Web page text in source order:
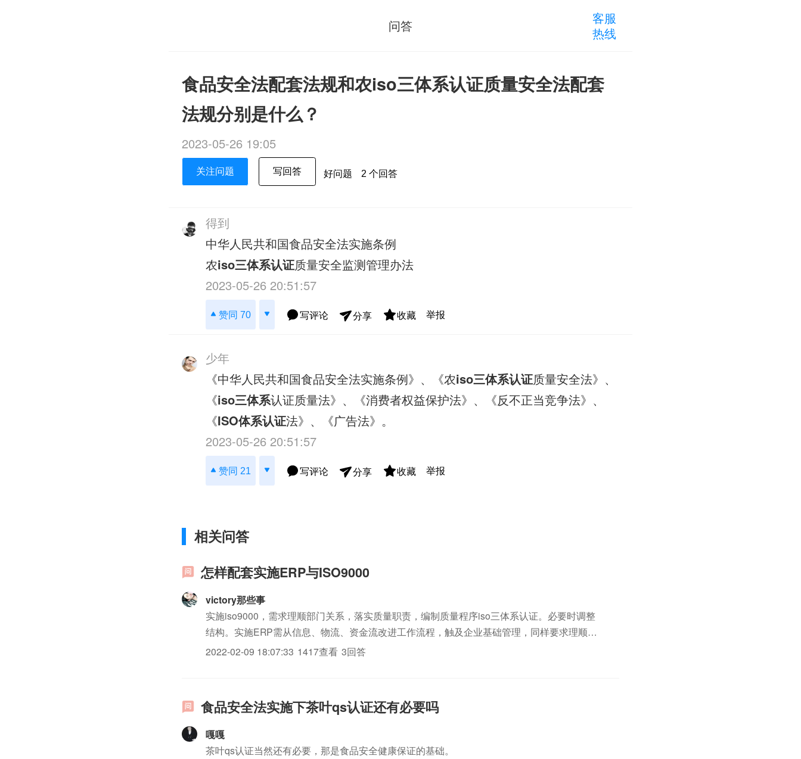
问答
客服
热线
食品安全法配套法规和农iso三体系认证质量安全法配套
法规分别是什么？
2023-05-26 19:05
关注问题 写回答 好问题 2 个回答
得到
中华人民共和国食品安全法实施条例
农iso三体系认证质量安全监测管理办法
2023-05-26 20:51:57
赞同 70 写评论 分享 收藏 举报
少年
《中华人民共和国食品安全法实施条例》、《农iso三体系认证质量安全法》、
《iso三体系认证质量法》、《消费者权益保护法》、《反不正当竞争法》、
《ISO体系认证法》、《广告法》。
2023-05-26 20:51:57
赞同 21 写评论 分享 收藏 举报
相关问答
怎样配套实施ERP与ISO9000
victory那些事
实施iso9000，需求理顺部门关系，落实质量职责，编制质量程序iso三体系认证。必要时调整
结构。实施ERP需从信息、物流、资金流改进工作流程，触及企业基础管理，同样要求理顺信
息流程，减少环节，调整部门间关系。二者同步实施，工作量和难度增大，但机会难得，可相
2022-02-09 18:07:33 1417查看 3回答
食品安全法实施下茶叶qs认证还有必要吗
嘎嘎
茶叶qs认证当然还有必要，那是食品安全健康保证的基础。